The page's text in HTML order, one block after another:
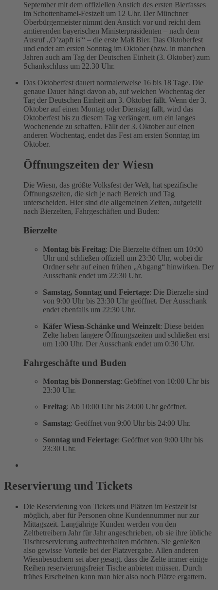
September mit dem offiziellen Anstich des ersten Bierfasses
im Schottenhamel-Festzelt um 12 Uhr. Der Münchner
Oberbürgermeister nimmt den Anstich vor und reicht dem
amtierenden bayerischen Ministerpräsidenten – nach dem
Ausruf „O’zapft is'“ – die erste Maß Bier. Das Oktoberfest
und endet am ersten Sonntag im Oktober (bzw. in manchen
Jahren auch am Tag der Deutschen Einheit (3. Oktober) zum
Schankschluss um 22.30 Uhr.
Das Oktoberfest dauert normalerweise 16 bis 18 Tage. Die
genaue Dauer hängt davon ab, auf welchen Wochentag der
Tag der Deutschen Einheit am 3. Oktober fällt. Wenn der 3.
Oktober auf einen Montag oder Dienstag fällt, wird das
Oktoberfest bis zu diesem Tag verlängert, um ein langes
Wochenende zu schaffen. Fällt der 3. Oktober auf einen
anderen Wochentag, endet das Fest am ersten Sonntag im
Oktober.
Öffnungszeiten der Wiesn
Die Wiesn, das größte Volksfest der Welt, hat spezifische
Öffnungszeiten, die sich je nach Bereich und Tag
unterscheiden. Hier sind die allgemeinen Zeiten, aufgeteilt
nach Bierzelten, Fahrgeschäften und Buden:
Bierzelte
Montag bis Freitag: Die Bierzelte öffnen um 10:00
Uhr und schließen offiziell um 23:30 Uhr, wobei dir
Ordner sehr auf einen frühen „Abgang“ hinwirken. Der
Ausschank endet um 22:30 Uhr.
Samstag, Sonntag und Feiertage: Die Bierzelte sind
von 9:00 Uhr bis 23:30 Uhr geöffnet. Der Ausschank
endet ebenfalls um 22:30 Uhr.
Käfer Wiesn-Schänke und Weinzelt: Diese beiden
Zelte haben längere Öffnungszeiten und schließen erst
um 1:00 Uhr. Der Ausschank endet um 0:30 Uhr.
Fahrgeschäfte und Buden
Montag bis Donnerstag: Geöffnet von 10:00 Uhr bis
23:30 Uhr.
Freitag: Ab 10:00 Uhr bis 24:00 Uhr geöffnet.
Samstag: Geöffnet von 9:00 Uhr bis 24:00 Uhr.
Sonntag und Feiertage: Geöffnet von 9:00 Uhr bis
23:30 Uhr.
Reservierung und Tickets
Die Reservierung von Tickets und Plätzen im Festzelt ist
möglich, aber für Personen ohne Kundennummer nur zur
Mittagszeit. Langjährige Kunden werden von den
Zeltbetreibern Jahr für Jahr angeschrieben, ob sie ihre übliche
Tischreservierung aufrechterhalten möchten. Sie genießen
also gewisse Vorteile bei der Platzvergabe. Allen anderen
Wiesnbesuchern sei aber gesagt, dass die Zelte immer einige
Reihen reservierungsfreier Tische anbieten müssen. Durch
frühes Erscheinen kann man hier also noch Plätze ergattern.